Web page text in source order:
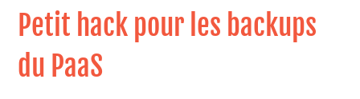
Petit hack pour les backups
du PaaS